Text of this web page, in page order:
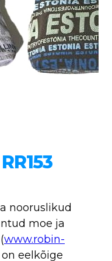
nooruslikud
moe ja
www.robin-
eelkõige